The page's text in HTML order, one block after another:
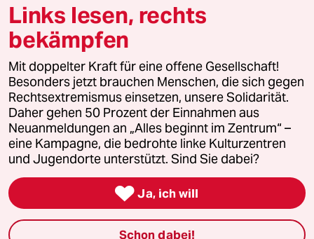
© 2026 taz Verlags und Vertriebs GmbH
Alle Rechte vorbehalten. Bei rechtlichen Fragen oder für Genehmigungen
wenden Sie sich bitte an lizenzen@taz.de
Feedback Redaktionsstatut Kommune-Richtlinien
Leitlinie Informant Datenschutz Impressum AGB
Seitenwende Einwilligungen widerrufen (Ads)
Links lesen, rechts
bekämpfen
Mit doppelter Kraft für eine offene Gesellschaft!
Besonders jetzt brauchen Menschen, die sich gegen
Rechtsextremismus einsetzen, unsere Solidarität.
Daher gehen 50 Prozent der Einnahmen aus
Neuanmeldungen an „Alles beginnt im Zentrum“ –
eine Kampagne, die bedrohte linke Kulturzentren
und Jugendorte unterstützt. Sind Sie dabei?
 Ja, ich will
Schon dabei!